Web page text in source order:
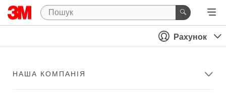
Рахунок
НАША КОМПАНІЯ